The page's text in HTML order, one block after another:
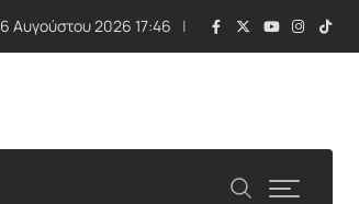
6 Αυγούστου 2026 17:46